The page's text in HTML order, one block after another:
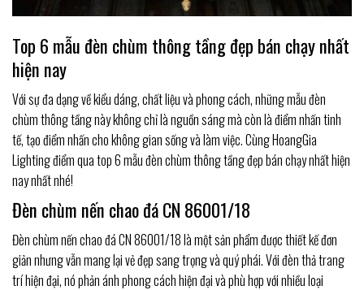
Top 6 mẫu đèn chùm thông tầng đẹp bán chạy nhất
hiện nay
Với sự đa dạng về kiểu dáng, chất liệu và phong cách, những mẫu đèn
chùm thông tầng này không chỉ là nguồn sáng mà còn là điểm nhấn tinh
tế, tạo điểm nhấn cho không gian sống và làm việc. Cùng HoangGia
Lighting điểm qua top 6 mẫu đèn chùm thông tầng đẹp bán chạy nhất hiện
nay nhất nhé!
Đèn chùm nến chao đá CN 86001/18
Đèn chùm nến chao đá CN 86001/18 là một sản phẩm được thiết kế đơn
giản nhưng vẫn mang lại vẻ đẹp sang trọng và quý phái. Với đèn thả trang
trí hiện đại, nó phản ánh phong cách hiện đại và phù hợp với nhiều loại